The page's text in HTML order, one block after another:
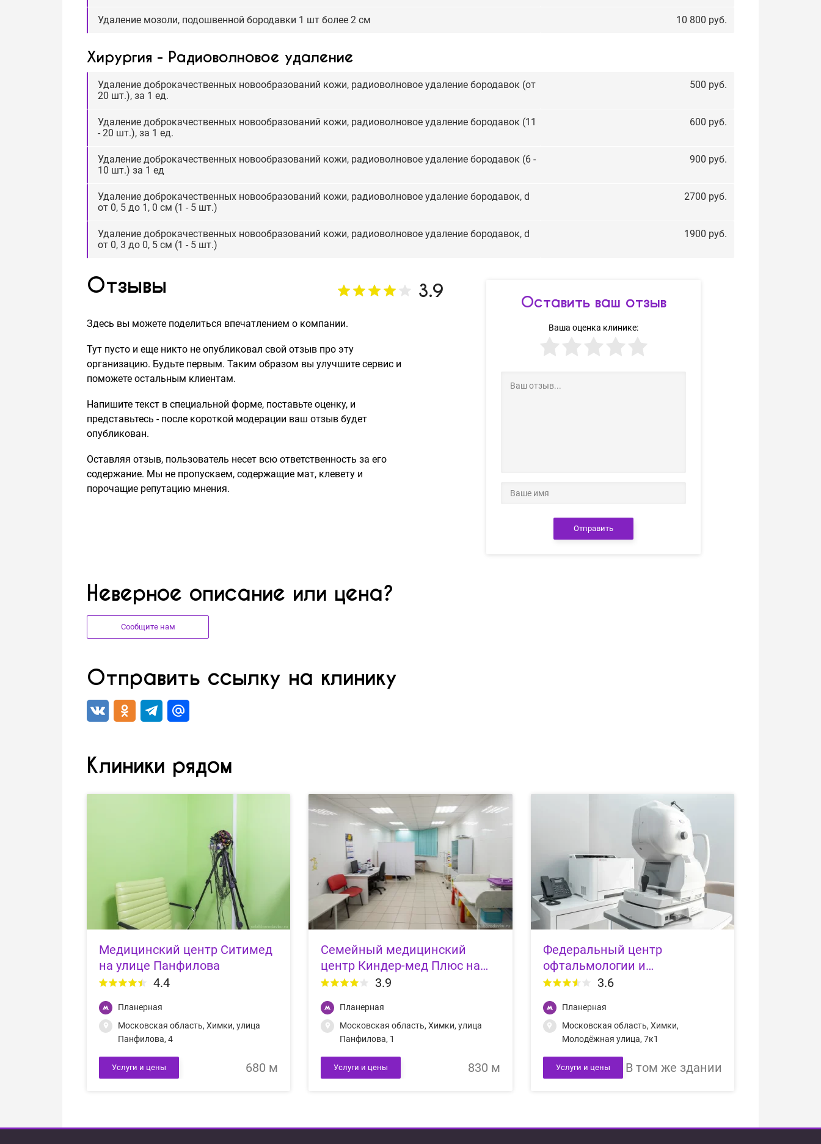
Удаление мозоли, подошвенной бородавки 1 шт более 2 см 10 800 руб.
Хирургия - Радиоволновое удаление
Удаление доброкачественных новообразований кожи, радиоволновое удаление бородавок (от
20 шт.), за 1 ед.
500 руб.
Удаление доброкачественных новообразований кожи, радиоволновое удаление бородавок (11
- 20 шт.), за 1 ед.
600 руб.
Удаление доброкачественных новообразований кожи, радиоволновое удаление бородавок (6 -
10 шт.) за 1 ед
900 руб.
Удаление доброкачественных новообразований кожи, радиоволновое удаление бородавок, d
от 0, 5 до 1, 0 см (1 - 5 шт.)
2700 руб.
Удаление доброкачественных новообразований кожи, радиоволновое удаление бородавок, d
от 0, 3 до 0, 5 см (1 - 5 шт.)
1900 руб.
Отзывы 3.9
Здесь вы можете поделиться впечатлением о компании.
Тут пусто и еще никто не опубликовал свой отзыв про эту
организацию. Будьте первым. Таким образом вы улучшите сервис и
поможете остальным клиентам.
Напишите текст в специальной форме, поставьте оценку, и
представьтесь - после короткой модерации ваш отзыв будет
опубликован.
Оставляя отзыв, пользователь несет всю ответственность за его
содержание. Мы не пропускаем, содержащие мат, клевету и
порочащие репутацию мнения.
Оставить ваш отзыв
Ваша оценка клинике:
Отправить
Неверное описание или цена?
Сообщите нам
Отправить ссылку на клинику
Клиники рядом
Медицинский центр Ситимед
на улице Панфилова
4.4
Планерная
Московская область, Химки, улица
Панфилова, 4
Услуги и цены 680 м
Семейный медицинский
центр Киндер-мед Плюс на
улице Панфилова
3.9
Планерная
Московская область, Химки, улица
Панфилова, 1
Услуги и цены 830 м
Федеральный центр
офтальмологии и
микрохирургии глаза YourMed
на Молодёжной улице
3.6
Планерная
Московская область, Химки,
Молодёжная улица, 7к1
Услуги и цены В том же здании